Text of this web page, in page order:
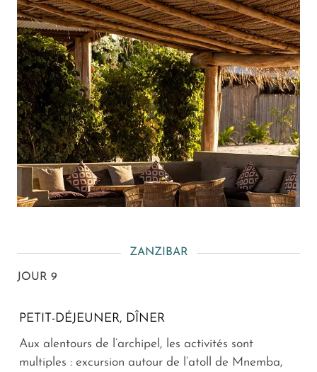
ZANZIBAR
JOUR 9
PETIT-DÉJEUNER, DÎNER
Aux alentours de l’archipel, les activités sont
multiples : excursion autour de l’atoll de Mnemba,